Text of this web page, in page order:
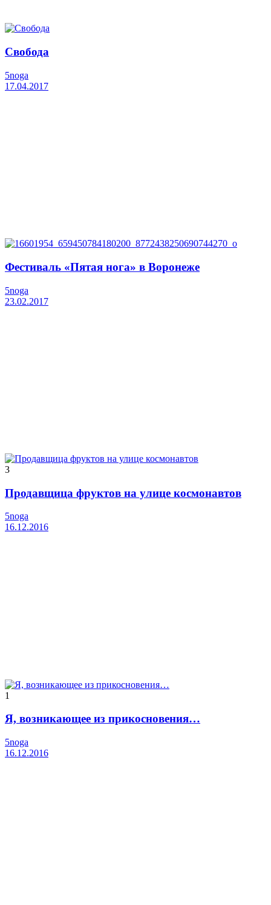
Свобода
5noga
17.04.2017
Фестиваль «Пятая нога» в Воронеже
5noga
23.02.2017
3
Продавщица фруктов на улице космонавтов
5noga
16.12.2016
1
Я, возникающее из прикосновения…
5noga
16.12.2016